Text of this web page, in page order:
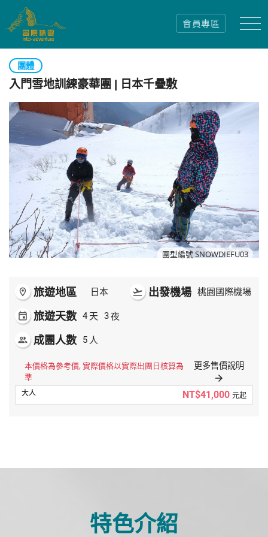
會員專區
團體
入門雪地訓練豪華團 | 日本千疊敷
團型編號 SNOWDIEFU03
room 旅遊地區 日本
event 旅遊天數 4 天 3夜
people 成團人數 5 人
flight_takeoff 出發機場 桃園國際機場
本價格為參考價, 實際價格以實際出團日核算為
準
更多售價說明
arrow_forward
NT$41,000 元起
特色介紹